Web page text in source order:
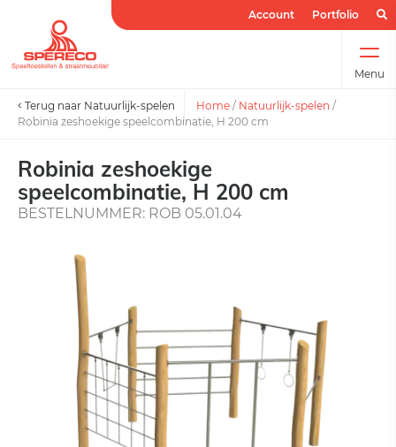
Account Portfolio
Menu
Terug naar Natuurlijk-spelen Home / Natuurlijk-spelen /
Robinia zeshoekige speelcombinatie, H 200 cm
Robinia zeshoekige
speelcombinatie, H 200 cm
BESTELNUMMER: ROB 05.01.04